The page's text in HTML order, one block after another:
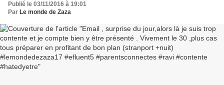
#lemondedezaza17 #efluent5 #parentsconnectes
#ravi #contente #hatedyetre
Publié le 03/11/2016 à 19:01
Par Le monde de Zaza